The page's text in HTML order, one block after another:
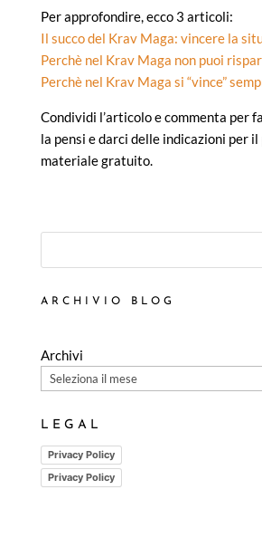
Per approfondire, ecco 3 articoli:
Il succo del Krav Maga: vincere la
Perchè nel Krav Maga non puoi
Perchè nel Krav Maga si “vince”
Condividi l’articolo e commenta per
la pensi e darci delle indicazioni per il
materiale gratuito.
ARCHIVIO BLOG
Archivi
LEGAL
Privacy Policy
Privacy Policy